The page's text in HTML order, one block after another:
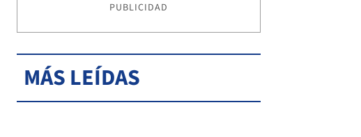
PUBLICIDAD
MÁS LEÍDAS